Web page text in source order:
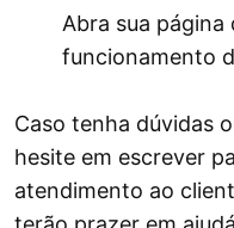
Abra sua
funcionamento
Caso tenha dúvidas
hesite em escrever
atendimento ao